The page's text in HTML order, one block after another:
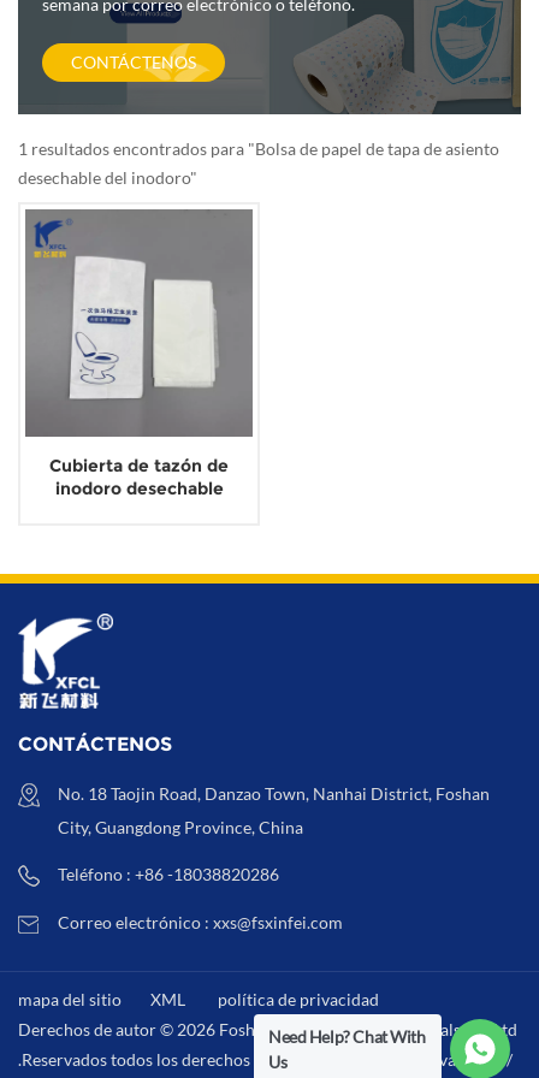
semana por correo electrónico o teléfono.
CONTÁCTENOS
1 resultados encontrados para "Bolsa de papel de tapa de asiento
desechable del inodoro"
Cubierta de tazón de
inodoro desechable
CONTÁCTENOS
No. 18 Taojin Road, Danzao Town, Nanhai District, Foshan
City, Guangdong Province, China
Teléfono : +86 -18038820286
Correo electrónico : xxs@fsxinfei.com
mapa del sitio XML
política de privacidad
Derechos de autor © 2026 Foshan Xinfei Hygiene Materials Co.,Ltd
.Reservados todos los derechos . / XML política de privacidad /
Need Help? Chat With
Us